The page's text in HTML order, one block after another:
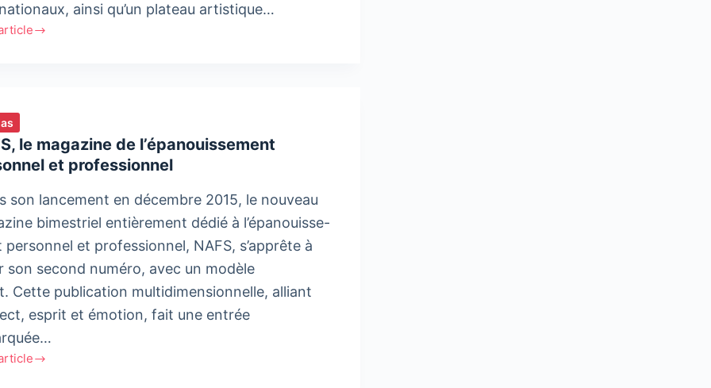
ainsi qu’un plateau artistique…
le magazine de l’épanouissement
et professionnel
son lancement en décembre 2015, le nouveau
bimestriel entièrement dédié à l’épanouisse-
personnel et professionnel, NAFS, s’apprête à
son second numéro, avec un modèle
Cette publication multidimensionnelle, alliant
esprit et émotion, fait une entrée